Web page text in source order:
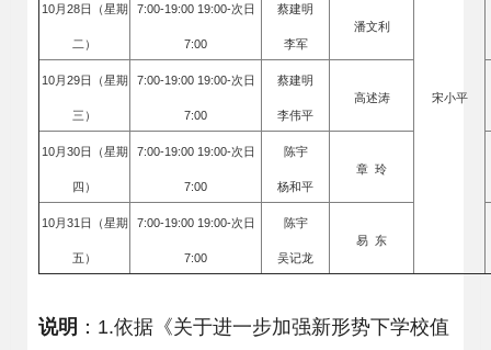
宋小平
10月28日（星期
二）
7:00-19:00 19:00-次日
7:00
蔡建明
李军
潘文利
10月29日（星期
三）
7:00-19:00 19:00-次日
7:00
蔡建明
李伟平
高述涛
10月30日（星期
四）
7:00-19:00 19:00-次日
7:00
陈宇
杨和平
章 玲
10月31日（星期
五）
7:00-19:00 19:00-次日
7:00
陈宇
吴记龙
易 东
说明 ：1.依据《关于进一步加强新形势下学校值